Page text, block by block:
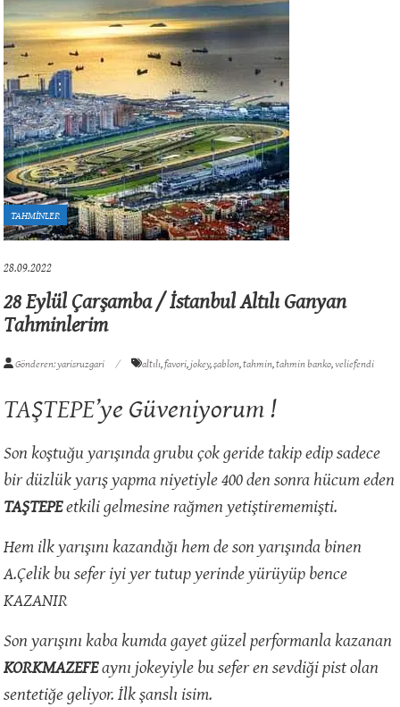
TAHMİNLER
28.09.2022
28 Eylül Çarşamba / İstanbul Altılı Ganyan
Tahminlerim
Gönderen: yarisruzgari altılı,favori,jokey,şablon,tahmin,tahmin banko,veliefendi
TAŞTEPE’ye Güveniyorum !
Son koştuğu yarışında grubu çok geride takip edip sadece
bir düzlük yarış yapma niyetiyle 400 den sonra hücum eden
TAŞTEPEetkili gelmesine rağmen yetiştirememişti.
Hem ilk yarışını kazandığı hem de son yarışında binen
A.Çelik bu sefer iyi yer tutup yerinde yürüyüp bence
KAZANIR
Son yarışını kaba kumda gayet güzel performanla kazanan
KORKMAZEFEaynı jokeyiyle bu sefer en sevdiği pist olan
sentetiğe geliyor. İlk şanslı isim.